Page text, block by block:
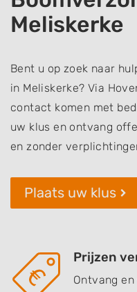
Meliskerke
Bent u op zoek naar
in Meliskerke? Via
contact komen met
uw klus en ontvang
en zonder
Plaats uw klus
Prijzen
Ontvang